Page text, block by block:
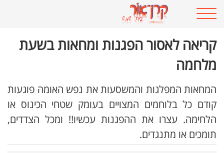
קריאה לאסור הפגנות ומחאות בשעת
מלחמה
המחאות המפלגות והמשסעות את נפש האומה פוגעות
קודם כל בלוחמים המצויים בעומק שטחי הכינוס או
הלחימה. עצרו את ההפגנות עכשיו!! ומכל הצדדים,
תומכים או מתנגדים.